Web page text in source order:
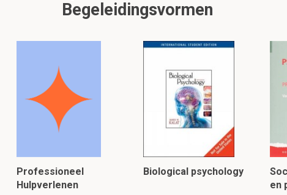
Begeleidingsvormen
Professioneel
Hulpverlenen
Biological psychology
en